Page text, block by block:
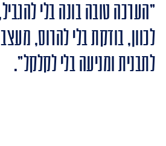
"הערכה טובה בונה בלי
לכוון, בודקת בלי להרוס,
לתבנית ומניעה בלי לקלקל".